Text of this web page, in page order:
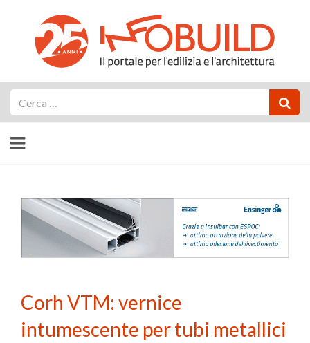
Corh VTM: vernice
intumescente per tubi metallici